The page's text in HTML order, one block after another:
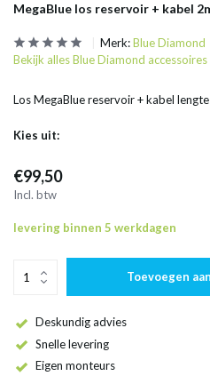
MegaBlue los reservoir + kabel
Merk:Blue Diamond
Bekijk alles Blue Diamond accessoires
Los MegaBlue reservoir + kabel
Kies uit:
€99,50
Incl. btw
levering binnen 5 werkdagen
Toevoegen
Deskundig advies
Snelle levering
Eigen monteurs